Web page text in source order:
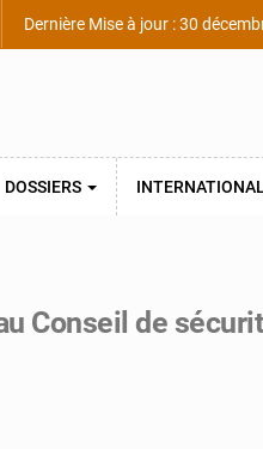
Dernière Mise à jour : 30
DOSSIERS
Conseil de